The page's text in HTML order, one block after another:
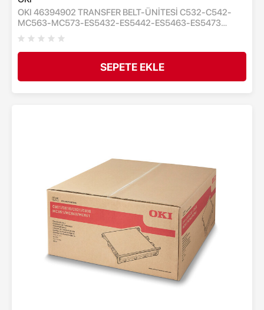
OKI 46394902 TRANSFER BELT-ÜNİTESİ C532-C542-
MC563-MC573-ES5432-ES5442-ES5463-ES5473
TAŞIYICI KAYIŞ ÜNİTESİ - 60,000 SAYFA
SEPETE EKLE